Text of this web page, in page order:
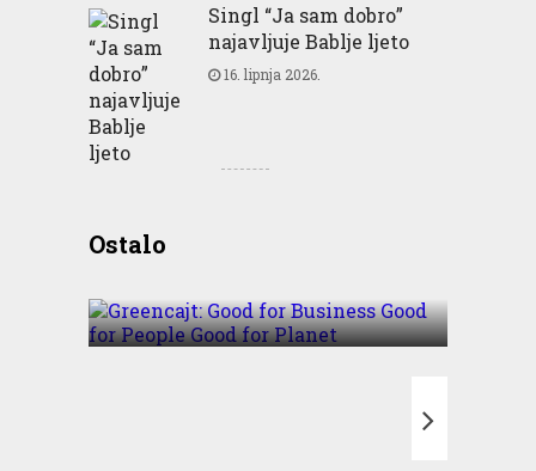
Singl “Ja sam dobro”
najavljuje Bablje ljeto
16. lipnja 2026.
OstaloBusiness Good for People